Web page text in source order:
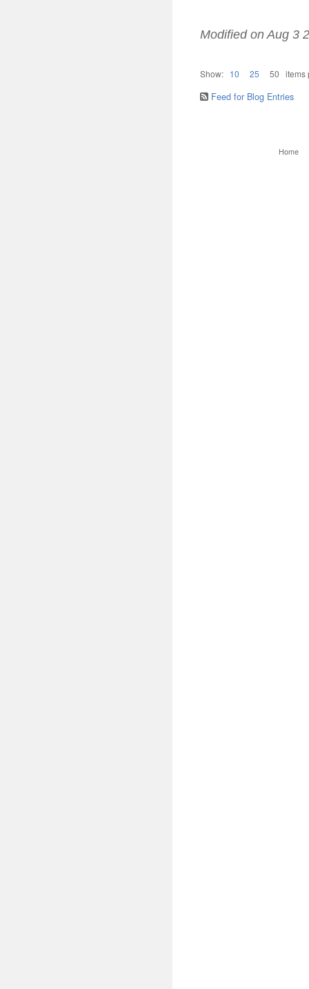
Modified on Aug 3
Show: 10 25 50 items
Feed for Blog Entries
Home